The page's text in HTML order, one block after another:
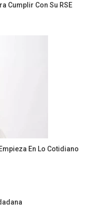
Cumplir Con Su RSE
En Lo Cotidiano